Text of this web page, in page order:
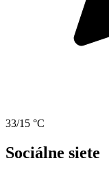
33/15 °C
Sociálne siete